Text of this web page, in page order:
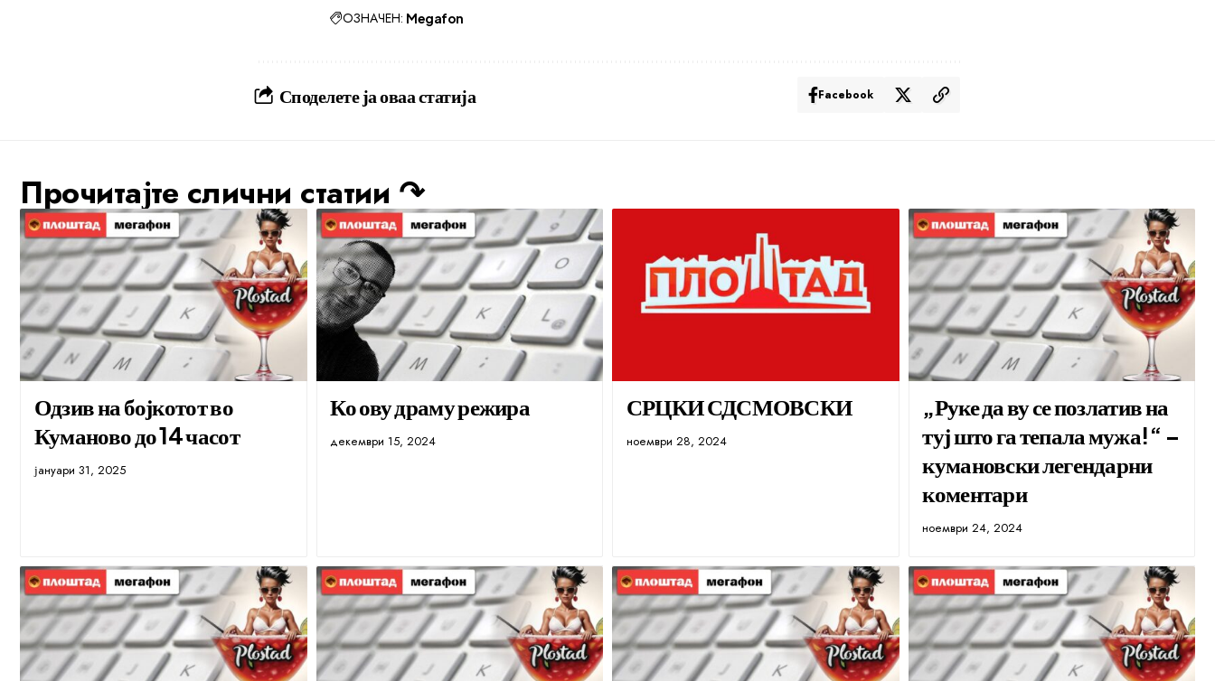
ОЗНАЧЕН: Megafon
Споделете ја оваа статија Facebook
Прочитајте слични статии ↷
Одзив на бојкотот во
Куманово до 14 часот
јануари 31, 2025
Ко ову драму режира
декември 15, 2024
СРЦКИ СДСМОВСКИ
ноември 28, 2024
„Руке да ву се позлатив на
туј што га тепала мужа!“ –
кумановски легендарни
коментари
ноември 24, 2024